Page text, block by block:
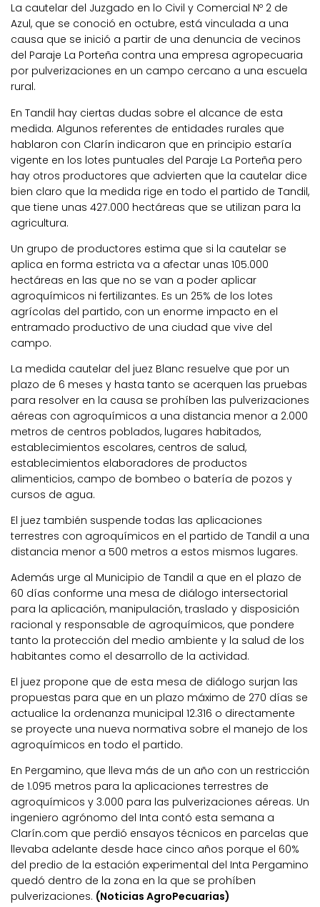
La cautelar del Juzgado en lo Civil y Comercial Nº 2 de
Azul, que se conoció en octubre, está vinculada a una
causa que se inició a partir de una denuncia de vecinos
del Paraje La Porteña contra una empresa agropecuaria
por pulverizaciones en un campo cercano a una escuela
rural.
En Tandil hay ciertas dudas sobre el alcance de esta
medida. Algunos referentes de entidades rurales que
hablaron con Clarín indicaron que en principio estaría
vigente en los lotes puntuales del Paraje La Porteña pero
hay otros productores que advierten que la cautelar dice
bien claro que la medida rige en todo el partido de Tandil,
que tiene unas 427.000 hectáreas que se utilizan para la
agricultura.
Un grupo de productores estima que si la cautelar se
aplica en forma estricta va a afectar unas 105.000
hectáreas en las que no se van a poder aplicar
agroquímicos ni fertilizantes. Es un 25% de los lotes
agrícolas del partido, con un enorme impacto en el
entramado productivo de una ciudad que vive del
campo.
La medida cautelar del juez Blanc resuelve que por un
plazo de 6 meses y hasta tanto se acerquen las pruebas
para resolver en la causa se prohíben las pulverizaciones
aéreas con agroquímicos a una distancia menor a 2.000
metros de centros poblados, lugares habitados,
establecimientos escolares, centros de salud,
establecimientos elaboradores de productos
alimenticios, campo de bombeo o batería de pozos y
cursos de agua.
El juez también suspende todas las aplicaciones
terrestres con agroquímicos en el partido de Tandil a una
distancia menor a 500 metros a estos mismos lugares.
Además urge al Municipio de Tandil a que en el plazo de
60 días conforme una mesa de diálogo intersectorial
para la aplicación, manipulación, traslado y disposición
racional y responsable de agroquímicos, que pondere
tanto la protección del medio ambiente y la salud de los
habitantes como el desarrollo de la actividad.
El juez propone que de esta mesa de diálogo surjan las
propuestas para que en un plazo máximo de 270 días se
actualice la ordenanza municipal 12.316 o directamente
se proyecte una nueva normativa sobre el manejo de los
agroquímicos en todo el partido.
En Pergamino, que lleva más de un año con un restricción
de 1.095 metros para la aplicaciones terrestres de
agroquímicos y 3.000 para las pulverizaciones aéreas. Un
ingeniero agrónomo del Inta contó esta semana a
Clarín.com que perdió ensayos técnicos en parcelas que
llevaba adelante desde hace cinco años porque el 60%
del predio de la estación experimental del Inta Pergamino
quedó dentro de la zona en la que se prohíben
pulverizaciones. (Noticias AgroPecuarias)